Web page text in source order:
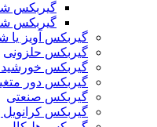
گیربکس
گیربکس
گیربکس آویز یا
گیربکس حلزونی
گیربکس
گیربکس دور
گیربکس صنعتی
گیربکس